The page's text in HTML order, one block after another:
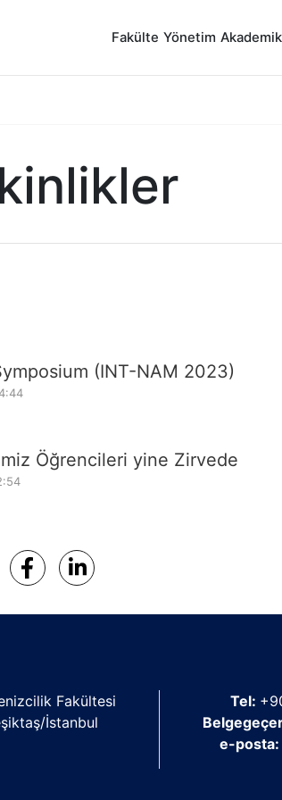
Fakülte Yönetim Akademik
(INT-NAM 2023)
Öğrencileri yine Zirvede
Fakültesi
İstanbul
Tel:
e-posta: